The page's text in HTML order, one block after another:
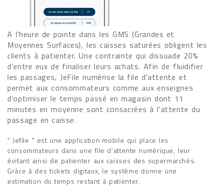
A l'heure de pointe dans les GMS (Grandes et
Moyennes Surfaces), les caisses saturées obligent les
clients à patienter. Une contrainte qui dissuade 20%
d'entre eux de finaliser leurs achats. Afin de fluidifier
les passages, JeFile numérise la file d'attente et
permet aux consommateurs comme aux enseignes
d'optimiser le temps passé en magasin dont 11
minutes en moyenne sont consacrées à l'attente du
passage en caisse.
" Jefile " est une application mobile qui place les
consommateurs dans une file d'attente numérique, leur
évitant ainsi de patienter aux caisses des supermarchés.
Grâce à des tickets digitaux, le système donne une
estimation du temps restant à patienter.